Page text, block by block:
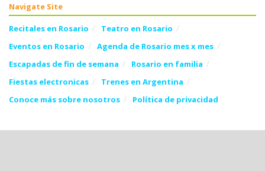
Navigate Site
Recitales en Rosario
Teatro en Rosario
Eventos en Rosario
Agenda de Rosario mes x mes
Escapadas de fin de semana
Rosario en familia
Fiestas electronicas
Trenes en Argentina
Conoce más sobre nosotros
Política de privacidad